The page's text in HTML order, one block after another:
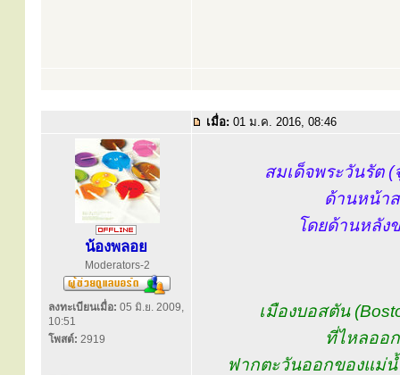
เมื่อ: 01 ม.ค. 2016, 08:46
น้องพลอย
Moderators-2
ลงทะเบียนเมื่อ: 05 มิ.ย. 2009,
10:51
โพสต์: 2919
สมเด็จพระวันรัต
ด้านหน้า
โดยด้านหลัง
เมืองบอสตัน
ที่ไหลออ
ฟากตะวันออกของแม่